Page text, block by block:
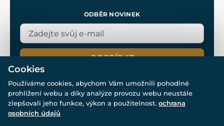
ODBĚR NOVINEK
ODEBÍRAT
© Všechna práva vyhrazena. www.drakkaria.cz 2007-2026.
Cookies
Používáme cookies, abychom Vám umožnili pohodlné
prohlížení webu a díky analýze provozu webu neustále
zlepšovali jeho funkce, výkon a použitelnost. ochrana
osobních údajů